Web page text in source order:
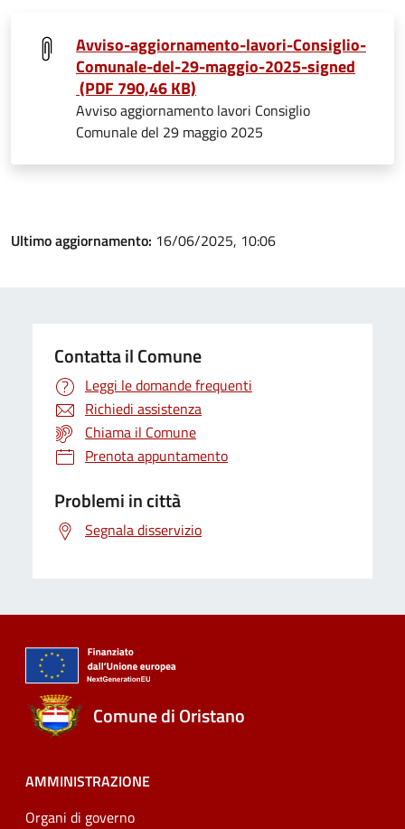
Avviso-aggiornamento-lavori-Consiglio-
Comunale-del-29-maggio-2025-signed
(PDF 790,46 KB)
Avviso aggiornamento lavori Consiglio
Comunale del 29 maggio 2025
Ultimo aggiornamento: 16/06/2025, 10:06
Contatta il Comune
Leggi le domande frequenti
Richiedi assistenza
Chiama il Comune
Prenota appuntamento
Problemi in città
Segnala disservizio
Comune di Oristano
AMMINISTRAZIONE
Organi di governo